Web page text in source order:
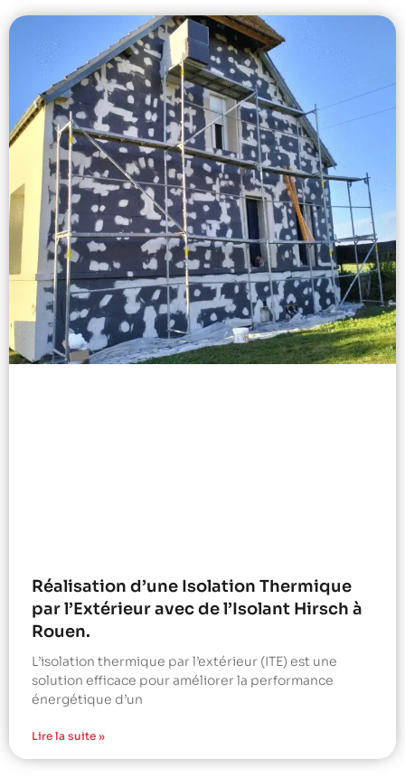
Réalisation d’une Isolation Thermique
par l’Extérieur avec de l’Isolant Hirsch à
Rouen.
L’isolation thermique par l’extérieur (ITE) est une
solution efficace pour améliorer la performance
énergétique d’un
Lire la suite »